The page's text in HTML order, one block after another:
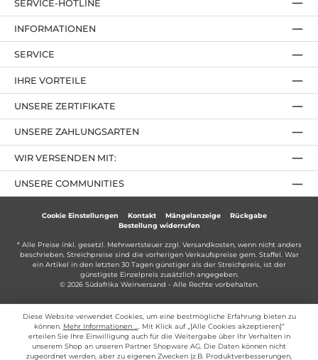
SERVICE-HOTLINE
IHRE VORTEILE
UNSERE ZAHLUNGSARTEN
UNSERE ZERTIFIKATE
INFORMATIONEN
SERVICE
UNSERE COMMUNITIES
WIR VERSENDEN MIT:
Cookie Einstellungen Kontakt Mängelanzeige
Rückgabe
Bestellung widerrufen
* Alle Preise inkl. gesetzl. Mehrwertsteuer zzgl. Versandkosten, wenn nicht anders
beschrieben. Streichpreise sind die vorherigen Verkaufspreise gem. Staffel. War
ein Artikel in den letzten 30 Tagen günstiger als der Streichpreis, ist der
günstigste Einzelpreis zusätzlich angegeben.
© 2026 Südafrika Weinversand - Alle Rechte vorbehalten.
Diese Website verwendet Cookies, um eine bestmögliche Erfahrung bieten zu
können. Mehr Informationen ...
. Mit Klick auf „[Alle Cookies akzeptieren]“
erteilen Sie Ihre Einwilligung auch für die Weitergabe über Ihr Verhalten in
unserem Shop an unseren Partner Shopware AG. Die Daten können nicht
zugeordnet werden, aber zu eigenen Zwecken (z.B. Produktverbesserungen,